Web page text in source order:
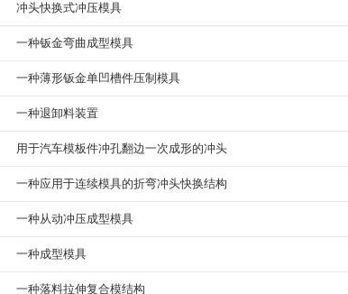
冲头快换式冲压模具
一种钣金弯曲成型模具
一种薄形钣金单凹槽件压制模具
一种退卸料装置
用于汽车模板件冲孔翻边一次成形的冲头
一种应用于连续模具的折弯冲头快换结构
一种从动冲压成型模具
一种成型模具
一种落料拉伸复合模结构